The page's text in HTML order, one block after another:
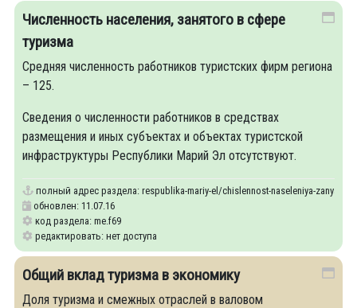
Численность населения, занятого в сфере
туризма
Средняя численность работников туристских фирм региона
– 125.
Сведения о численности работников в средствах
размещения и иных субъектах и объектах туристской
инфраструктуры Республики Марий Эл отсутствуют.
полный адрес раздела: respublika-mariy-el/chislennost-naseleniya-
обновлен: 11.07.16
код раздела: me.f69
редактировать: нет доступа
Общий вклад туризма в экономику
Доля туризма и смежных отраслей в валовом